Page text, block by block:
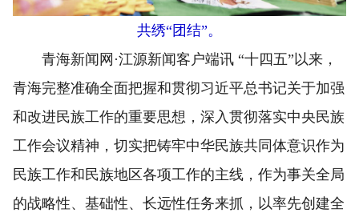
共绣“团结”。
青海新闻网·江源新闻客户端讯 “十四五”以来，
青海完整准确全面把握和贯彻习近平总书记关于加强
和改进民族工作的重要思想，深入贯彻落实中央民族
工作会议精神，切实把铸牢中华民族共同体意识作为
民族工作和民族地区各项工作的主线，作为事关全局
的战略性、基础性、长远性任务来抓，以率先创建全